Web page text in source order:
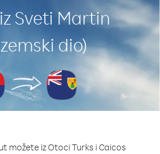
Sveti Martin
dio)
možete iz Otoci Turks i Caicos